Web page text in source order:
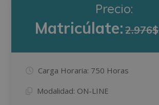
Precio:
Matricúlate:2.976$
Carga Horaria: 750 Horas
Modalidad: ON-LINE